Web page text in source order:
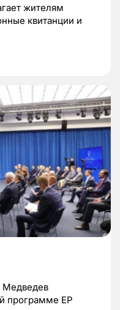
жителям
квитанции и
Медведев
программе ЕР